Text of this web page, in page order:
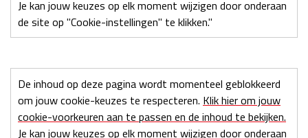
Je kan jouw keuzes op elk moment wijzigen door onderaan
de site op "Cookie-instellingen" te klikken."
De inhoud op deze pagina wordt momenteel geblokkeerd
om jouw cookie-keuzes te respecteren. Klik hier om jouw
cookie-voorkeuren aan te passen en de inhoud te bekijken.
Je kan jouw keuzes op elk moment wijzigen door onderaan